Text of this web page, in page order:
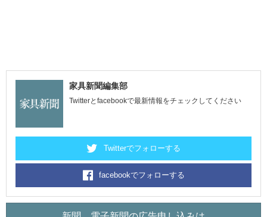
家具新聞編集部
Twitterとfacebookで最新情報をチェックしてください
Twitterでフォローする
facebookでフォローする